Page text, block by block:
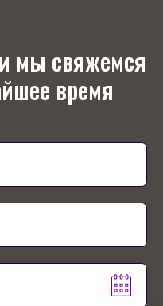
мы свяжемся
время